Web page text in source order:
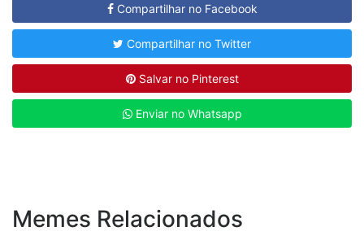
Compartilhar no Facebook
Compartilhar no Twitter
Salvar no Pinterest
Enviar no Whatsapp
Memes Relacionados